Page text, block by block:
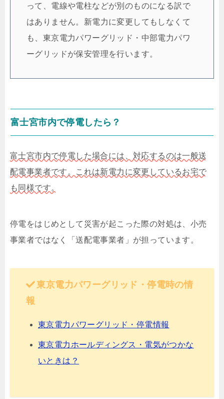
って、電線や電柱などが別のものになる訳で
はありません。新電力に変更してもしなくて
も、東京電力パワーグリッド・中部電力パワ
ーグリッドが保安管理を行います。
富士宮市内で停電したら？
富士宮市内で停電した場合には、対応するのは一般送
配電事業者です。これは新電力に変更しているお宅で
も同様です。
停電をはじめとして災害が起こった際の対処は、小売
事業者ではなく「送配電事業者」が担っています。
東京電力パワーグリッド・停電時の情
報
東京電力パワーグリッド・停電情報
東京電力ホールディングス・電気がつかな
いときは？